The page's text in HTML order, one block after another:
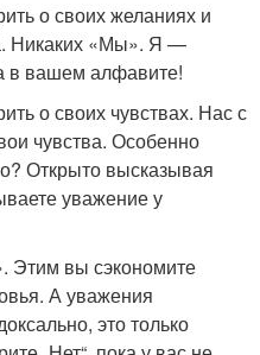
о своих желаниях и
Никаких «Мы». Я —
в вашем алфавите!
о своих чувствах. Нас с
чувства. Особенно
Открыто высказывая
уважение у
Этим вы сэкономите
А уважения
это только